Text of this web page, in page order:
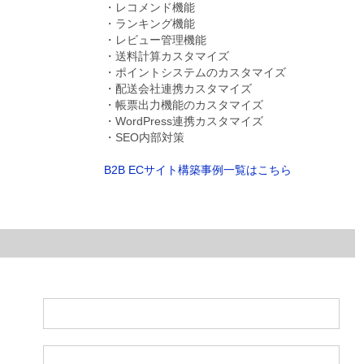
・レコメンド機能
・ランキング機能
・レビュー管理機能
・送料計算カスタマイズ
・ポイントシステムのカスタマイズ
・配送会社連携カスタマイズ
・帳票出力機能のカスタマイズ
・WordPress連携カスタマイズ
・SEO内部対策
B2B ECサイト構築事例一覧はこちら